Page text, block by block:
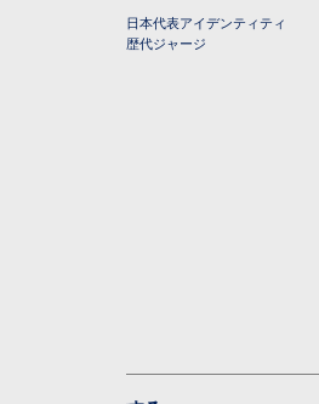
日本代表アイデンティティ
歴代ジャージ